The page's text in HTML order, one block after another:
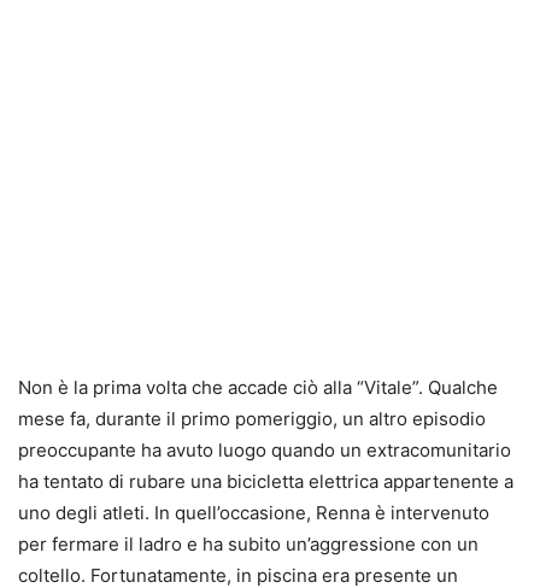
Non è la prima volta che accade ciò alla “Vitale”. Qualche
mese fa, durante il primo pomeriggio, un altro episodio
preoccupante ha avuto luogo quando un extracomunitario
ha tentato di rubare una bicicletta elettrica appartenente a
uno degli atleti. In quell’occasione, Renna è intervenuto
per fermare il ladro e ha subito un’aggressione con un
coltello. Fortunatamente, in piscina era presente un